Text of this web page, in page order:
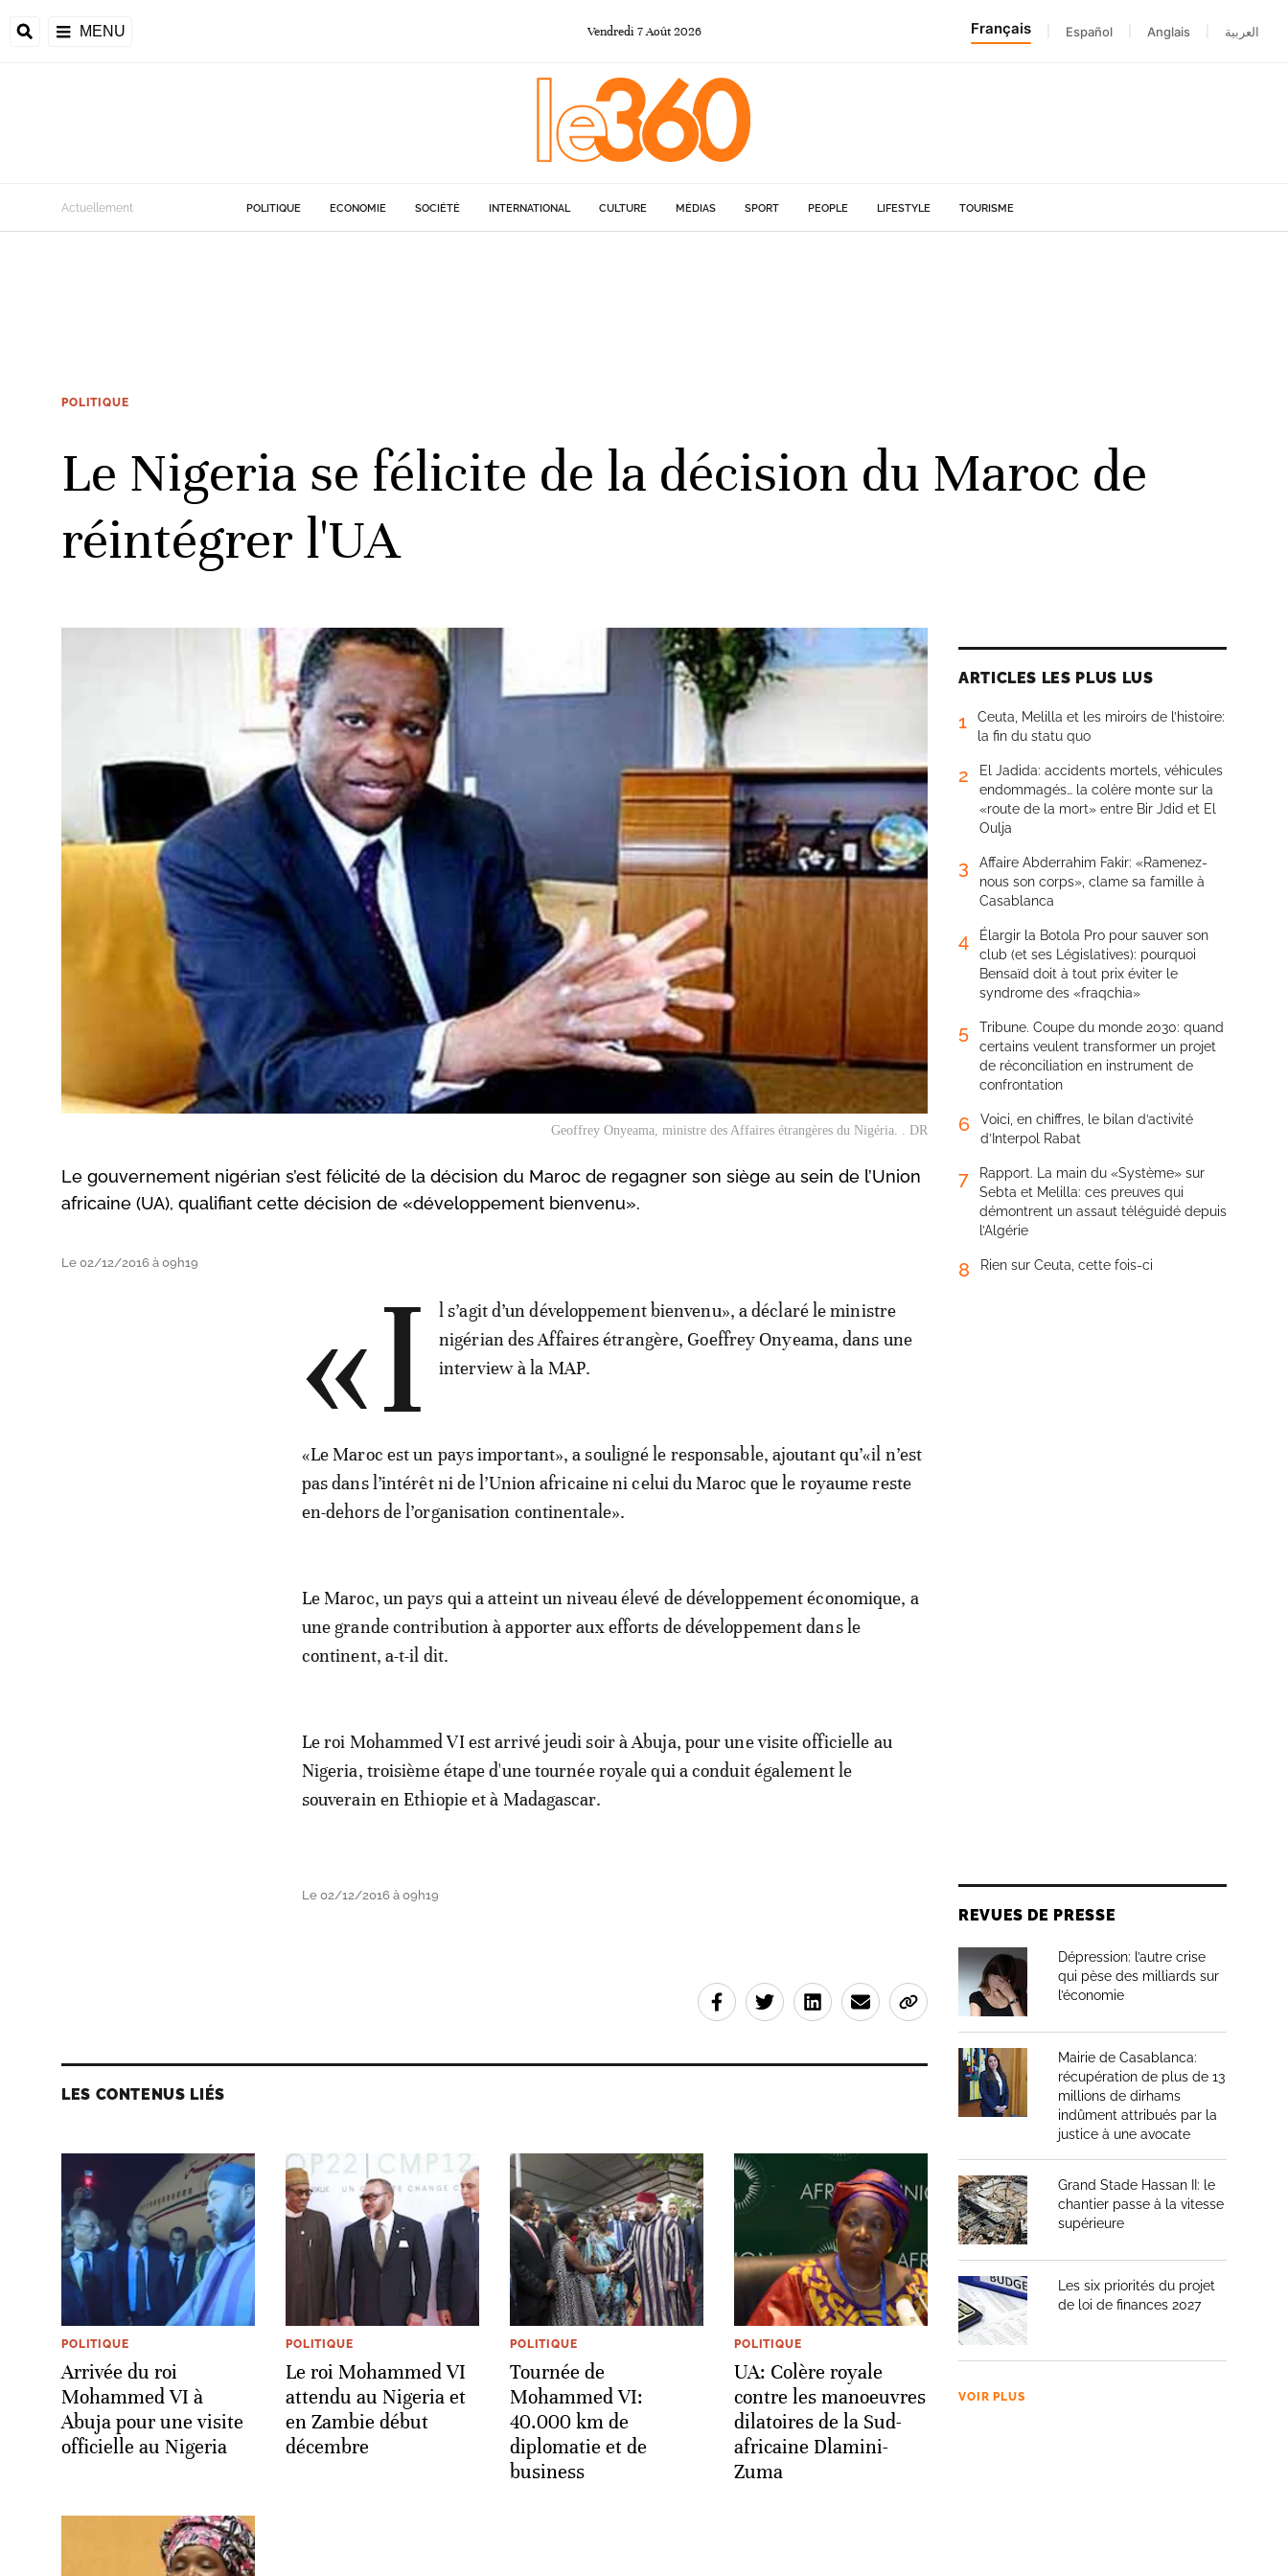
MENU Vendredi 7Août 2026 Français Español Anglais العربية
Actuellement POLITIQUE ECONOMIE SOCIÉTÉ INTERNATIONAL CULTURE MÉDIAS SPORT PEOPLE LIFESTYLE TOURISME
POLITIQUE
Le Nigeria se félicite de la décision du Maroc de
réintégrer l'UA
Geoffrey Onyeama, ministre des Affaires étrangères du Nigéria. . DR
Le gouvernement nigérian s’est félicité de la décision du Maroc de regagner son siège au sein de l’Union
africaine (UA), qualifiant cette décision de «développement bienvenu».
Le 02/12/2016 à 09h19 «I
l s’agit d’un développement bienvenu», a déclaré le ministre
nigérian des Affaires étrangère, Goeffrey Onyeama, dans une
interview à la MAP.
«Le Maroc est un pays important», a souligné le responsable, ajoutant qu’«il n’est
pas dans l’intérêt ni de l’Union africaine ni celui du Maroc que le royaume reste
en-dehors de l’organisation continentale».
Le Maroc, un pays qui a atteint un niveau élevé de développement économique, a
une grande contribution à apporter aux efforts de développement dans le
continent, a-t-il dit.
Le roi Mohammed VI est arrivé jeudi soir à Abuja, pour une visite officielle au
Nigeria, troisième étape d'une tournée royale qui a conduit également le
souverain en Ethiopie et à Madagascar.
Le 02/12/2016 à 09h19
LES CONTENUS LIÉS
POLITIQUE
Arrivée du roi
Mohammed VI à
Abuja pour une visite
officielle au Nigeria
POLITIQUE
Le roi Mohammed VI
attendu au Nigeria et
en Zambie début
décembre
POLITIQUE
Tournée de
Mohammed VI:
40.000 km de
diplomatie et de
business
POLITIQUE
UA: Colère royale
contre les manoeuvres
dilatoires de la Sud-
africaine Dlamini-
Zuma
ARTICLES LES PLUS LUS
1
Ceuta, Melilla et les miroirs de l’histoire:
la fin du statu quo
2
El Jadida: accidents mortels, véhicules
endommagés… la colère monte sur la
«route de la mort» entre Bir Jdid et El
Oulja
3
Affaire Abderrahim Fakir: «Ramenez-
nous son corps», clame sa famille à
Casablanca
4
Élargir la Botola Pro pour sauver son
club (et ses Législatives): pourquoi
Bensaïd doit à tout prix éviter le
syndrome des «fraqchia»
5
Tribune. Coupe du monde 2030: quand
certains veulent transformer un projet
de réconciliation en instrument de
confrontation
6
Voici, en chiffres, le bilan d’activité
d’Interpol Rabat
7
Rapport. La main du «Système» sur
Sebta et Melilla: ces preuves qui
démontrent un assaut téléguidé depuis
l’Algérie
8 Rien sur Ceuta, cette fois-ci
REVUES DE PRESSE
Dépression: l’autre crise
qui pèse des milliards sur
l’économie
Mairie de Casablanca:
récupération de plus de 13
millions de dirhams
indûment attribués par la
justice à une avocate
Grand Stade Hassan II: le
chantier passe à la vitesse
supérieure
Les six priorités du projet
de loi de finances 2027
VOIR PLUS